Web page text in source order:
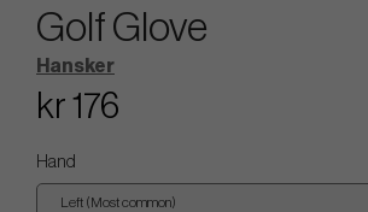
Golf Glove
Hansker
kr 176
Hand